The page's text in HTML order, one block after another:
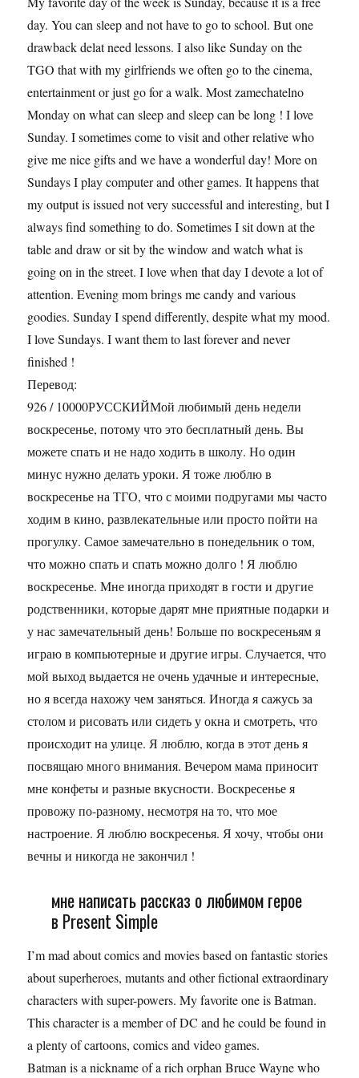
day. You can sleep and not have to go to school. But one
drawback delat need lessons. I also like Sunday on the
TGO that with my girlfriends we often go to the cinema,
entertainment or just go for a walk. Most zamechatelno
Monday on what can sleep and sleep can be long ! I love
Sunday. I sometimes come to visit and other relative who
give me nice gifts and we have a wonderful day! More on
Sundays I play computer and other games. It happens that
my output is issued not very successful and interesting, but I
always find something to do. Sometimes I sit down at the
table and draw or sit by the window and watch what is
going on in the street. I love when that day I devote a lot of
attention. Evening mom brings me candy and various
goodies. Sunday I spend differently, despite what my mood.
I love Sundays. I want them to last forever and never
finished !
Перевод:
926 / 10000РУССКИЙМой любимый день недели
воскресенье, потому что это бесплатный день. Вы
можете спать и не надо ходить в школу. Но один
минус нужно делать уроки. Я тоже люблю в
воскресенье на ТГО, что с моими подругами мы часто
ходим в кино, развлекательные или просто пойти на
прогулку. Самое замечательно в понедельник о том,
что можно спать и спать можно долго ! Я люблю
воскресенье. Мне иногда приходят в гости и другие
родственники, которые дарят мне приятные подарки и
у нас замечательный день! Больше по воскресеньям я
играю в компьютерные и другие игры. Случается, что
мой выход выдается не очень удачные и интересные,
но я всегда нахожу чем заняться. Иногда я сажусь за
столом и рисовать или сидеть у окна и смотреть, что
происходит на улице. Я люблю, когда в этот день я
посвящаю много внимания. Вечером мама приносит
мне конфеты и разные вкусности. Воскресенье я
провожу по-разному, несмотря на то, что мое
настроение. Я люблю воскресенья. Я хочу, чтобы они
вечны и никогда не закончил !
мне написать рассказ о любимом герое
в Present Simple
I’m mad about comics and movies based on fantastic stories
about superheroes, mutants and other fictional extraordinary
characters with super-powers. My favorite one is Batman.
This character is a member of DC and he could be found in
a plenty of cartoons, comics and video games.
Batman is a nickname of a rich orphan Bruce Wayne who